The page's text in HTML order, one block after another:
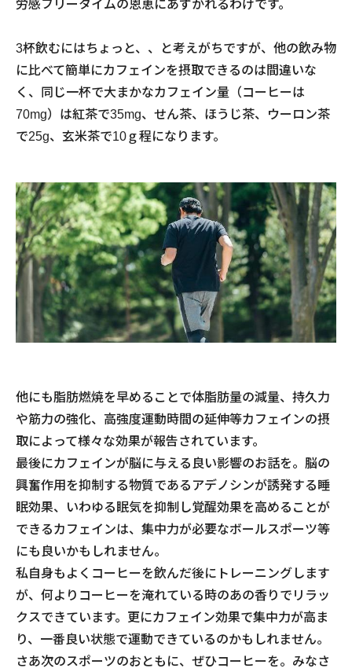
労感フリータイムの恩恵にあずかれるわけです。
3杯飲むにはちょっと、、と考えがちですが、他の飲み物
に比べて簡単にカフェインを摂取できるのは間違いな
く、同じ一杯で大まかなカフェイン量（コーヒーは
70mg）は紅茶で35mg、せん茶、ほうじ茶、ウーロン茶
で25g、玄米茶で10ｇ程になります。
他にも脂肪燃焼を早めることで体脂肪量の減量、持久力
や筋力の強化、高強度運動時間の延伸等カフェインの摂
取によって様々な効果が報告されています。
最後にカフェインが脳に与える良い影響のお話を。脳の
興奮作用を抑制する物質であるアデノシンが誘発する睡
眠効果、いわゆる眠気を抑制し覚醒効果を高めることが
できるカフェインは、集中力が必要なボールスポーツ等
にも良いかもしれません。
私自身もよくコーヒーを飲んだ後にトレーニングします
が、何よりコーヒーを淹れている時のあの香りでリラッ
クスできています。更にカフェイン効果で集中力が高ま
り、一番良い状態で運動できているのかもしれません。
さあ次のスポーツのおともに、ぜひコーヒーを。みなさ